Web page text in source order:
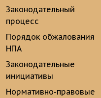
Законодательный
процесс
Порядок обжалования
НПА
Законодательные
инициативы
Нормативно-правовые